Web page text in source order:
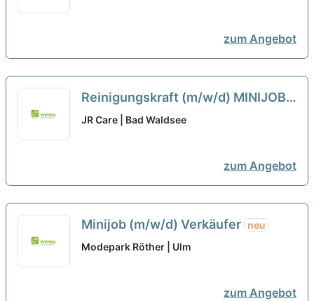
zum Angebot
Reinigungskraft (m/w/d) MINIJOB
neu
JR Care | Bad Waldsee
zum Angebot
Minijob (m/w/d) Verkäufer neu
Modepark Röther | Ulm
zum Angebot